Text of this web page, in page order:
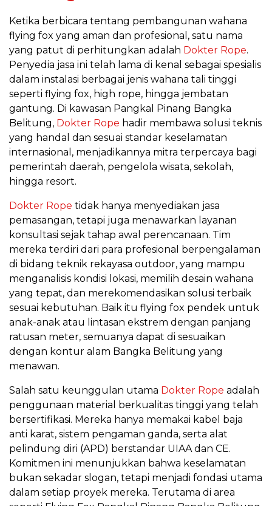
Ketika berbicara tentang pembangunan wahana
flying fox yang aman dan profesional, satu nama
yang patut di perhitungkan adalah Dokter Rope.
Penyedia jasa ini telah lama di kenal sebagai spesialis
dalam instalasi berbagai jenis wahana tali tinggi
seperti flying fox, high rope, hingga jembatan
gantung. Di kawasan Pangkal Pinang Bangka
Belitung, Dokter Rope hadir membawa solusi teknis
yang handal dan sesuai standar keselamatan
internasional, menjadikannya mitra terpercaya bagi
pemerintah daerah, pengelola wisata, sekolah,
hingga resort.
Dokter Rope tidak hanya menyediakan jasa
pemasangan, tetapi juga menawarkan layanan
konsultasi sejak tahap awal perencanaan. Tim
mereka terdiri dari para profesional berpengalaman
di bidang teknik rekayasa outdoor, yang mampu
menganalisis kondisi lokasi, memilih desain wahana
yang tepat, dan merekomendasikan solusi terbaik
sesuai kebutuhan. Baik itu flying fox pendek untuk
anak-anak atau lintasan ekstrem dengan panjang
ratusan meter, semuanya dapat di sesuaikan
dengan kontur alam Bangka Belitung yang
menawan.
Salah satu keunggulan utama Dokter Rope adalah
penggunaan material berkualitas tinggi yang telah
bersertifikasi. Mereka hanya memakai kabel baja
anti karat, sistem pengaman ganda, serta alat
pelindung diri (APD) berstandar UIAA dan CE.
Komitmen ini menunjukkan bahwa keselamatan
bukan sekadar slogan, tetapi menjadi fondasi utama
dalam setiap proyek mereka. Terutama di area